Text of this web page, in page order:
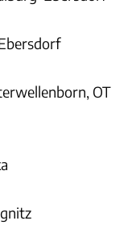
OT